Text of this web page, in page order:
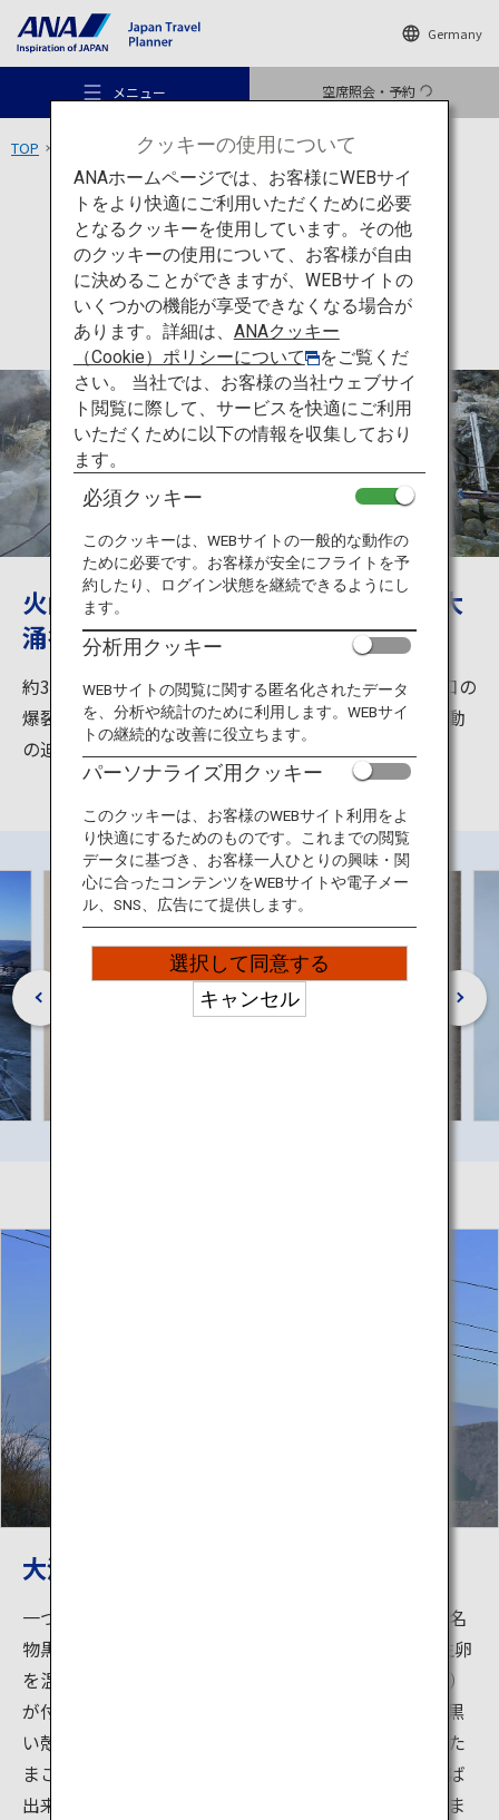
Germany
メニュー 空席照会・予約
おすすめの旅
旅のアイデア
行き先
旅のお役立ち情報
ANA サービス
TOP 大涌谷
アクティビティ 神奈川
大涌谷
火山活動から生まれた神奈川県箱根の大
涌谷
約3,000年前、箱根火山最後の爆発によってできた火口の
爆裂跡です。大地には白煙が立ち込め、現在も火山活動
の迫力が感じられます。
大涌谷名物くろたまご
一つ食べると七年寿命が延びると言われている大涌谷名
物黒たまご。約80度の温泉池で60分ほどじっくりと生卵
を温泉池で茹でると、気泡の多い殻に鉄分（温泉成分）
が付着します。これに硫化水素が反応して黒くなり、黒
い殻のゆでたまごが出来上がります。この黒くなったた
まごを蒸釜に移動し、約100度の蒸気で15分ほど蒸せば
出来上がりです。黒たまごは大涌谷だけで販売していま
クッキーの使用について
ANAホームページでは、お客様にWEBサイ
トをより快適にご利用いただくために必要
となるクッキーを使用しています。その他
のクッキーの使用について、お客様が自由
に決めることができますが、WEBサイトの
いくつかの機能が享受できなくなる場合が
あります。詳細は、 ANAクッキー
（Cookie）ポリシーについて
をご覧くだ
さい。 当社では、お客様の当社ウェブサイ
ト閲覧に際して、サービスを快適にご利用
いただくために以下の情報を収集しており
ます。
必須クッキー
このクッキーは、WEBサイトの一般的な動作の
ために必要です。お客様が安全にフライトを予
約したり、ログイン状態を継続できるようにし
ます。
分析用クッキー
WEBサイトの閲覧に関する匿名化されたデータ
を、分析や統計のために利用します。WEBサイ
トの継続的な改善に役立ちます。
パーソナライズ用クッキー
このクッキーは、お客様のWEBサイト利用をよ
り快適にするためのものです。これまでの閲覧
データに基づき、お客様一人ひとりの興味・関
心に合ったコンテンツをWEBサイトや電子メー
ル、SNS、広告にて提供します。
選択して同意する
キャンセル